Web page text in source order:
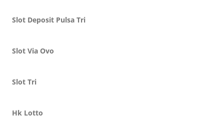
Slot Deposit Pulsa Tri
Slot Via Ovo
Slot Tri
Hk Lotto